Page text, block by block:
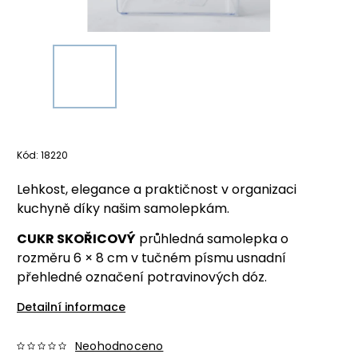
Kód: 18220
Lehkost, elegance a praktičnost v organizaci
kuchyně díky našim samolepkám.
CUKR SKOŘICOVÝ průhledná samolepka o
rozměru 6 × 8 cm v tučném písmu usnadní
přehledné označení potravinových dóz.
Detailní informace
Neohodnoceno